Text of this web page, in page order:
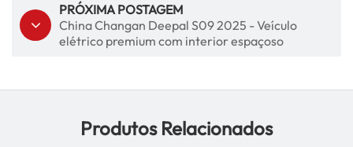
PRÓXIMA POSTAGEM
China Changan Deepal S09 2025 - Veículo
elétrico premium com interior espaçoso
Produtos Relacionados